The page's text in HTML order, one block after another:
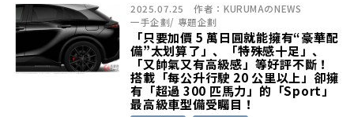
2025.07.25 作者： KURUMAのNEWS
一手企劃/ 專題企劃
「只要加價 5 萬日圓就能擁有“豪華配
備”太划算了」、「特殊感十足」、
「又帥氣又有高級感」等好評不斷！
搭載「每公升行駛 20 公里以上」卻擁
有「超過 300 匹馬力」的「Sport」
最高級車型備受矚目！